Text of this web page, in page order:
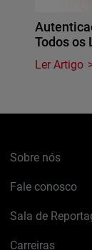
Todos os
Ler Artigo
Sobre nós
Fale conosco
Sala de
Carreiras